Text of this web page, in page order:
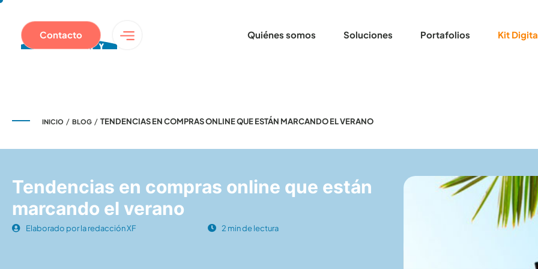
Quiénes somos Soluciones Portafolios Kit
Contacto
INICIO / BLOG / TENDENCIAS EN COMPRAS ONLINE QUE ESTÁN MARCANDO EL VERANO
Tendencias en compras online que están
marcando el verano
Elaborado por la redacción XF 2 min de lectura